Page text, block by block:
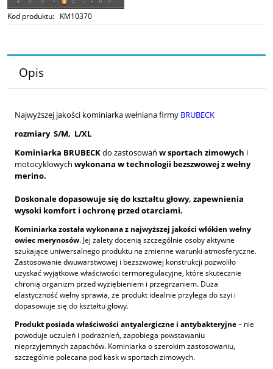
Kod produktu: KM10370
Opis
Najwyższej jakości kominiarka wełniana firmy BRUBECK
rozmiary S/M, L/XL
Kominiarka BRUBECKdo zastosowań w sportach zimowych i
motocyklowych wykonana w technologii bezszwowej z wełny
merino.
Doskonale dopasowuje się do kształtu głowy, zapewnienia
wysoki komfort i ochronę przed otarciami.
Kominiarka została wykonana z najwyższej jakości włókien wełny
owiec merynosów. Jej zalety docenią szczególnie osoby aktywne
szukające uniwersalnego produktu na zmienne warunki atmosferyczne.
Zastosowanie dwuwarstwowej i bezszwowej konstrukcji pozwoliło
uzyskać wyjątkowe właściwości termoregulacyjne, które skutecznie
chronią organizm przed wyziębieniem i przegrzaniem. Duża
elastyczność wełny sprawia, że produkt idealnie przylega do szyi i
dopasowuje się do kształtu głowy.
Produkt posiada właściwości antyalergiczne i antybakteryjne– nie
powoduje uczuleń i podrażnień, zapobiega powstawaniu
nieprzyjemnych zapachów. Kominiarka o szerokim zastosowaniu,
szczególnie polecana pod kask w sportach zimowych.